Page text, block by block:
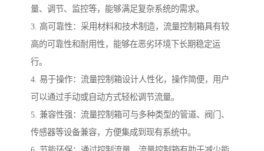
量、调节、监控等，能够满足复杂系统的需求。
3. 高可靠性：采用材料和技术制造，流量控制箱具有较
高的可靠性和耐用性，能够在恶劣环境下长期稳定运
行。
4. 易于操作：流量控制箱设计人性化，操作简便，用户
可以通过手动或自动方式轻松调节流量。
5. 兼容性强：流量控制箱可与多种类型的管道、阀门、
传感器等设备兼容，方便集成到现有系统中。